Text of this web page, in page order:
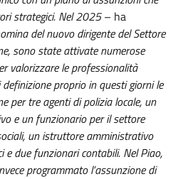
strategici. Nel 2025– ha
del nuovo dirigente del Settore
sono state attivate numerose
valorizzare le professionalità
proprio in questi giorni le
per tre agenti di polizia locale, un
e un funzionario per il settore
un istruttore amministrativo
e due funzionari contabili. Nel Piao,
programmato l’assunzione di